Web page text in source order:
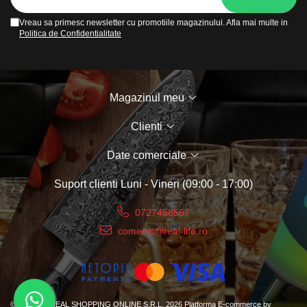
Produse Cosmetice Coreene
Creme pentru maini si picioare
Vreau sa primesc newsletter cu promotiile magazinului. Afla mai multe in
Politica de Confidentialitate
Magazinul meu
Clienti
Date comerciale
Suport clientiLuni - Vineri (09:00 - 17:00)
0727458567
comenzi@real-life.ro
©Copyright REAL SHOPPING ONLINE S.R.L. 2026 Platforma E-commerce by